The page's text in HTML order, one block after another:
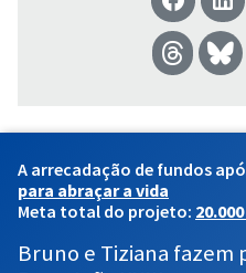
A arrecadação de fundos
para abraçar a vida
Meta total do projeto:
Bruno e Tiziana fazem